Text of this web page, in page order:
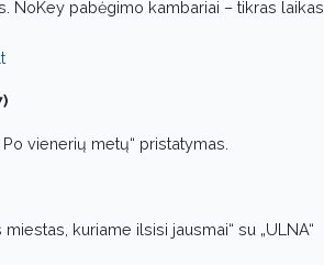
NoKey pabėgimo kambariai – tikras laikas
vienerių metų“ pristatymas.
kuriame ilsisi jausmai“ su „ULNA“